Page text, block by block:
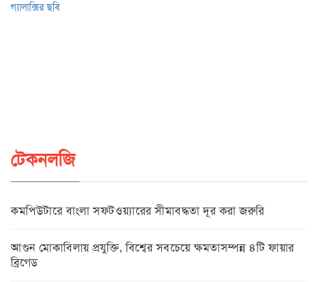
টেকনলজি
কমপিউটারে বাংলা সফটওয়্যারের সীমাবদ্ধতা দূর করা জরুরি
আগুন মোকাবিলায় প্রযুক্তি, বিশ্বের সবচেয়ে ক্ষমতাসম্পন্ন ৪টি ফায়ার
ব্রিগেড